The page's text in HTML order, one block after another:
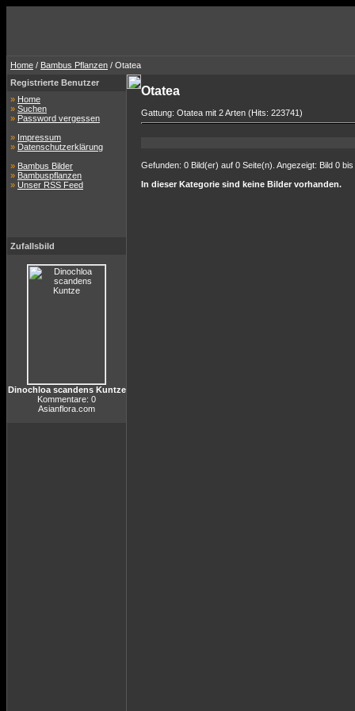
Home / Bambus Pflanzen / Otatea
Registrierte Benutzer
» Home
» Suchen
» Password vergessen
» Impressum
» Datenschutzerklärung
» Bambus Bilder
» Bambuspflanzen
» Unser RSS Feed
Zufallsbild
Dinochloa scandens Kuntze
Kommentare: 0
Asianflora.com
Otatea
Gattung: Otatea mit 2 Arten (Hits: 223741)
Gefunden: 0 Bild(er) auf 0 Seite(n). Angezeigt: Bild 0 bis
In dieser Kategorie sind keine Bilder vorhanden.